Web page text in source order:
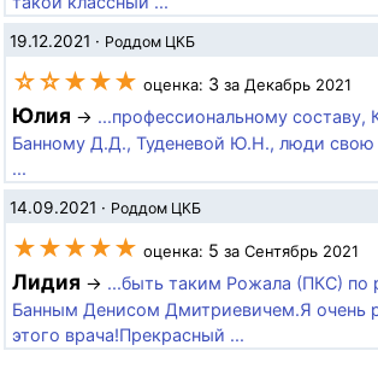
19.12.2021 · Роддом ЦКБ
☆☆★★★ оценка: 3 за Декабрь 2021
Юлия → ...профессиональному составу,
Банному Д.Д., Туденевой Ю.Н., люди свою
...
14.09.2021 · Роддом ЦКБ
★★★★★ оценка: 5 за Сентябрь 2021
Лидия → ...быть таким Рожала (ПКС) по
Банным Денисом Дмитриевичем.Я очень
этого врача!Прекрасный ...